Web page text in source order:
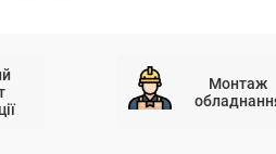
Монтаж